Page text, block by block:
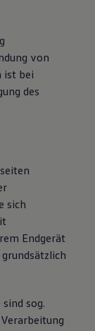
von
ist bei
des
sich
Endgerät
sog.